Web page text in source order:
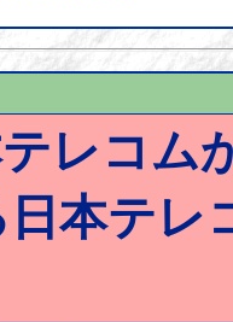
テレコム
本テレ